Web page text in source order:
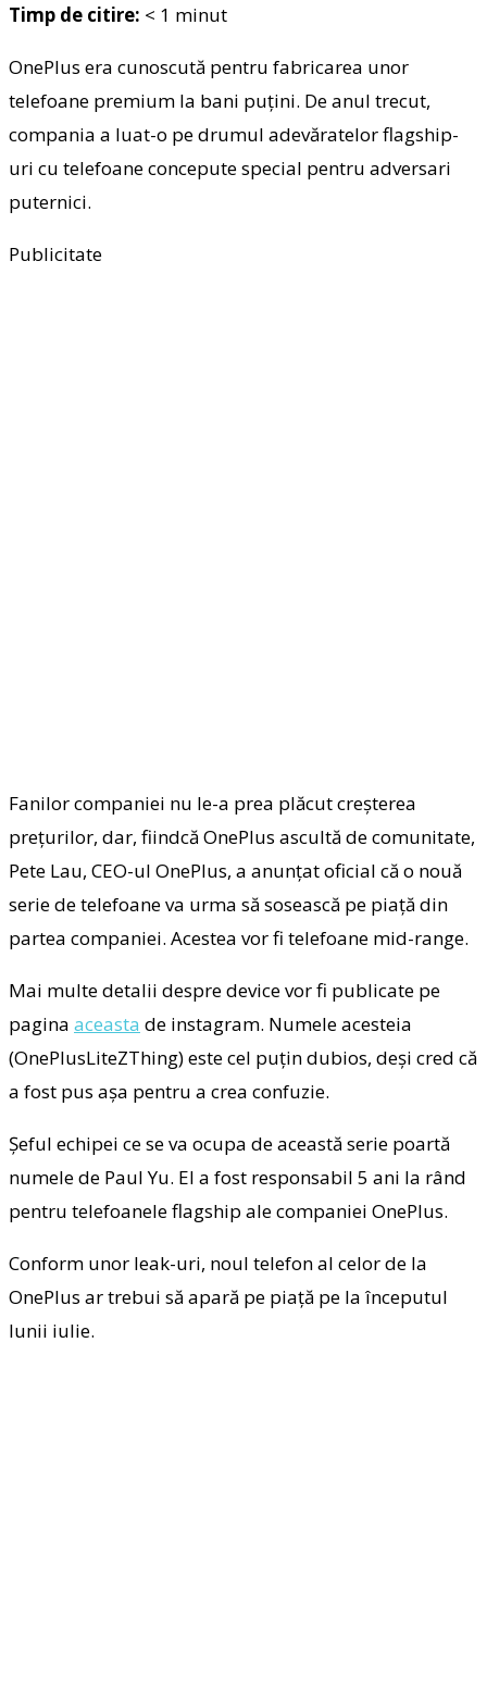
Timp de citire: < 1 minut
OnePlus era cunoscută pentru fabricarea unor
telefoane premium la bani puțini. De anul trecut,
compania a luat-o pe drumul adevăratelor flagship-
uri cu telefoane concepute special pentru adversari
puternici.
Publicitate
Fanilor companiei nu le-a prea plăcut creșterea
prețurilor, dar, fiindcă OnePlus ascultă de comunitate,
Pete Lau, CEO-ul OnePlus, a anunțat oficial că o nouă
serie de telefoane va urma să sosească pe piață din
partea companiei. Acestea vor fi telefoane mid-range.
Mai multe detalii despre device vor fi publicate pe
pagina aceasta de instagram. Numele acesteia
(OnePlusLiteZThing) este cel puțin dubios, deși cred că
a fost pus așa pentru a crea confuzie.
Șeful echipei ce se va ocupa de această serie poartă
numele de Paul Yu. El a fost responsabil 5 ani la rând
pentru telefoanele flagship ale companiei OnePlus.
Conform unor leak-uri, noul telefon al celor de la
OnePlus ar trebui să apară pe piață pe la începutul
lunii iulie.